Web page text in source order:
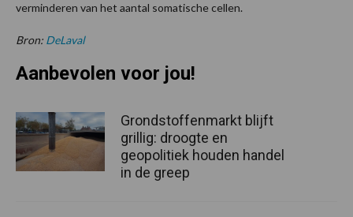
verminderen van het aantal somatische cellen.
Bron: DeLaval
Aanbevolen voor jou!
Grondstoffenmarkt blijft
grillig: droogte en
geopolitiek houden handel
in de greep